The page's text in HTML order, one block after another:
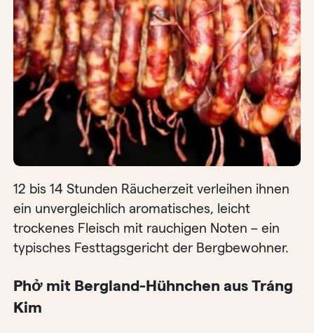
12 bis 14 Stunden Räucherzeit verleihen ihnen
ein unvergleichlich aromatisches, leicht
trockenes Fleisch mit rauchigen Noten – ein
typisches Festtagsgericht der Bergbewohner.
Phở mit Bergland-Hühnchen aus Tráng
Kim